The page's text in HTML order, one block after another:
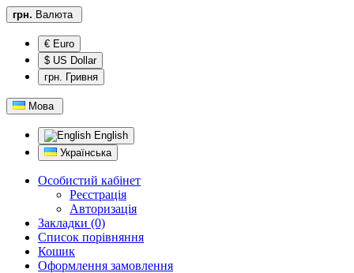
грн. Валюта
€ Euro
$ US Dollar
грн. Гривня
Мова
English
Українська
Особистий кабінет
Реєстрація
Авторизація
Закладки (0)
Список порівняння
Кошик
Оформлення замовлення